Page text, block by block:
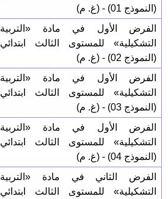
(النموذج 01) - (غ. م)
الفرض الأول في مادة «التربية
التشكيلية» للمستوى الثالث ابتدائي
(النموذج 02) - (غ. م)
الفرض الأول في مادة «التربية
التشكيلية» للمستوى الثالث ابتدائي
(النموذج 03) - (غ. م)
الفرض الأول في مادة «التربية
التشكيلية» للمستوى الثالث ابتدائي
(النموذج 04) - (غ. م)
الفرض الثاني في مادة «التربية
التشكيلية» للمستوى الثالث ابتدائي